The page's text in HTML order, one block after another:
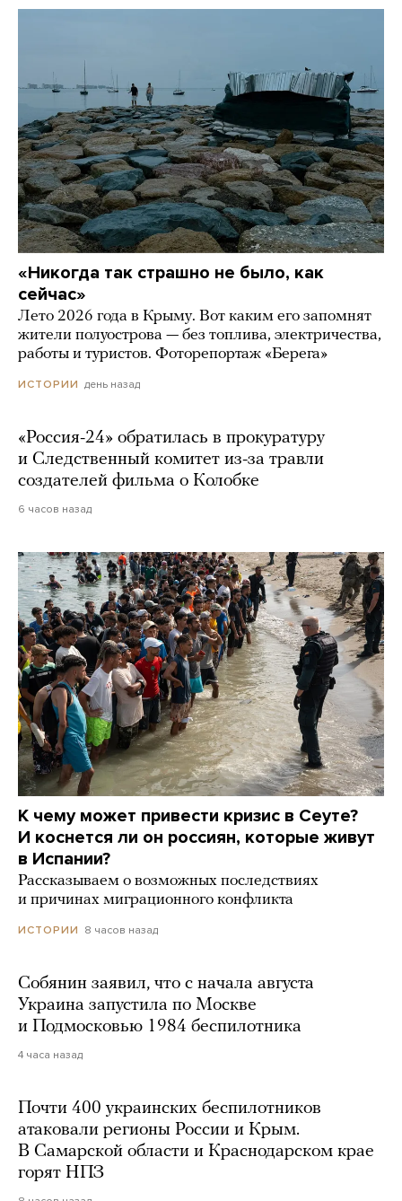
«Никогда так страшно не было, как
сейчас»
Лето 2026 года в Крыму. Вот каким его запомнят
жители полуострова — без топлива, электричества,
работы и туристов. Фоторепортаж «Берега»
ИСТОРИИ день назад
«Россия-24» обратилась в прокуратуру
и Следственный комитет из-за травли
создателей фильма о Колобке
6 часов назад
К чему может привести кризис в Сеуте?
И коснется ли он россиян, которые живут
в Испании?
Рассказываем о возможных последствиях
и причинах миграционного конфликта
ИСТОРИИ 8 часов назад
Собянин заявил, что с начала августа
Украина запустила по Москве
и Подмосковью 1984 беспилотника
4 часа назад
Почти 400 украинских беспилотников
атаковали регионы России и Крым.
В Самарской области и Краснодарском крае
горят НПЗ